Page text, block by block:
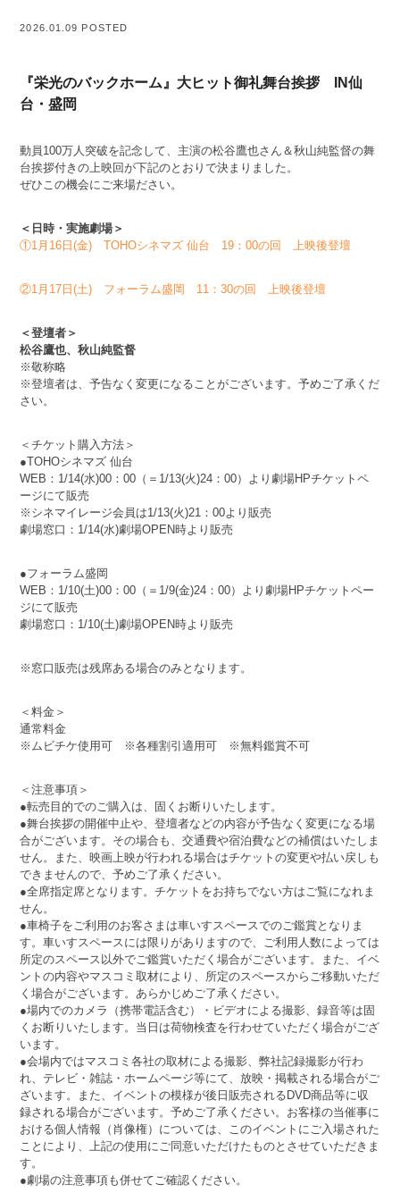
2026.01.09 POSTED
『栄光のバックホーム』大ヒット御礼舞台挨拶 IN仙
台・盛岡
動員100万人突破を記念して、主演の松谷鷹也さん＆秋山純監督の舞
台挨拶付きの上映回が下記のとおりで決まりました。
ぜひこの機会にご来場ださい。
＜日時・実施劇場＞
①1月16日(金) TOHOシネマズ 仙台 19：00の回 上映後登壇
②1月17日(土) フォーラム盛岡 11：30の回 上映後登壇
＜登壇者＞
松谷鷹也、秋山純監督
※敬称略
※登壇者は、予告なく変更になることがございます。予めご了承くだ
さい。
＜チケット購入方法＞
●TOHOシネマズ 仙台
WEB：1/14(水)00：00（＝1/13(火)24：00）より劇場HPチケットペ
ージにて販売
※シネマイレージ会員は1/13(火)21：00より販売
劇場窓口：1/14(水)劇場OPEN時より販売
●フォーラム盛岡
WEB：1/10(土)00：00（＝1/9(金)24：00）より劇場HPチケットペー
ジにて販売
劇場窓口：1/10(土)劇場OPEN時より販売
※窓口販売は残席ある場合のみとなります。
＜料金＞
通常料金
※ムビチケ使用可 ※各種割引適用可 ※無料鑑賞不可
＜注意事項＞
●転売目的でのご購入は、固くお断りいたします。
●舞台挨拶の開催中止や、登壇者などの内容が予告なく変更になる場
合がございます。その場合も、交通費や宿泊費などの補償はいたしま
せん。また、映画上映が行われる場合はチケットの変更や払い戻しも
できませんので、予めご了承ください。
●全席指定席となります。チケットをお持ちでない方はご覧になれま
せん。
●車椅子をご利用のお客さまは車いすスペースでのご鑑賞となりま
す。車いすスペースには限りがありますので、ご利用人数によっては
所定のスペース以外でご鑑賞いただく場合がございます。また、イベ
ントの内容やマスコミ取材により、所定のスペースからご移動いただ
く場合がございます。あらかじめご了承ください。
●場内でのカメラ（携帯電話含む）・ビデオによる撮影、録音等は固
くお断りいたします。当日は荷物検査を行わせていただく場合がござ
います。
●会場内ではマスコミ各社の取材による撮影、弊社記録撮影が行わ
れ、テレビ・雑誌・ホームページ等にて、放映・掲載される場合がご
ざいます。また、イベントの模様が後日販売されるDVD商品等に収
録される場合がございます。予めご了承ください。お客様の当催事に
おける個人情報（肖像権）については、このイベントにご入場された
ことにより、上記の使用にご同意いただけたものとさせていただきま
す。
●劇場の注意事項も併せてご確認ください。